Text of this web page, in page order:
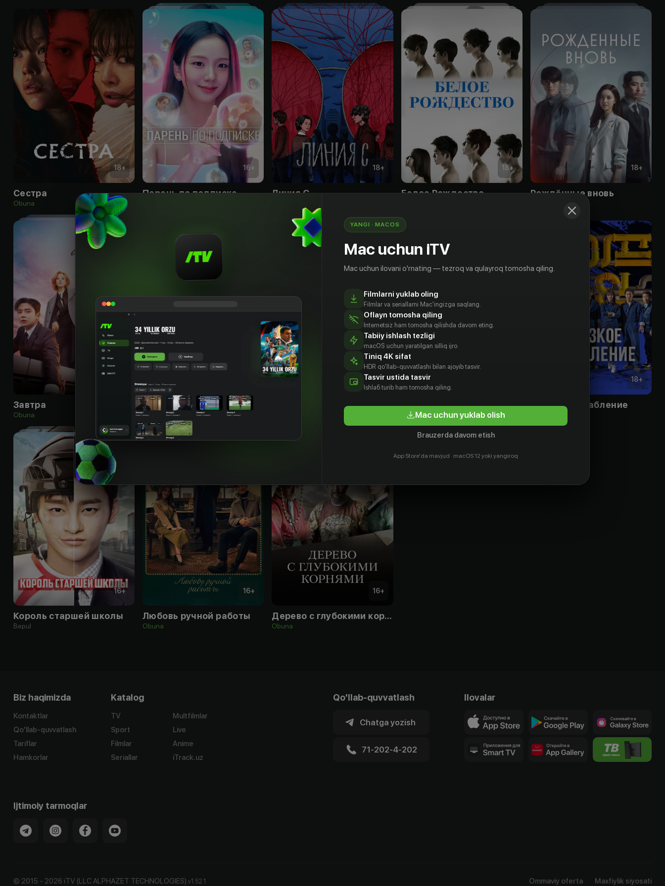
18+
Сестра
Obuna
16+
Парень по подписке
18+
Линия С
18+
Белое Рождество
18+
Рождённые вновь
Завтра
Obuna Obuna
16+
Однажды разрушение постучалось в мою дверь
Obuna
18+
Дерзкое ограбление
16+
Король старшей школы
Bepul
16+
Любовь ручной работы
Obuna
16+
Дерево с глубокими корнями
Obuna
Biz haqimizda
Kontaktlar
Qo'llab-quvvatlash
Tariflar
Hamkorlar
Katalog
TV
Sport
Filmlar
Seriallar
Multfilmlar
Live
Anime
iTrack.uz
Qo'llab-quvvatlash
Chatga yozish
71-202-4-202
Ilovalar
Ijtimoiy tarmoqlar
© 2015 - 2026 iTV (LLC ALPHAZET TECHNOLOGIES).v1.52.1 Ommaviy oferta Maxfiylik siyosati
YANGI · MACOS
Mac uchun iTV
Mac uchun ilovani o'rnating — tezroq va qulayroq tomosha qiling.
Filmlarni yuklab oling
Filmlar va seriallarni Mac'ingizga saqlang.
Oflayn tomosha qiling
Internetsiz ham tomosha qilishda davom eting.
Tabiiy ishlash tezligi
macOS uchun yaratilgan silliq ijro.
Tiniq 4K sifat
HDR qo'llab-quvvatlashi bilan ajoyib tasvir.
Tasvir ustida tasvir
Ishlаб turib ham tomosha qiling.
Mac uchun yuklab olish
Brauzerda davom etish
App Store'da mavjud · macOS 12 yoki yangiroq